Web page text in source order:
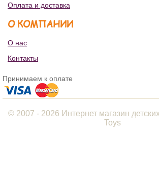
Оплата и доставка
О КОМПАНИИ
О нас
Контакты
Принимаем к оплате
© 2007 - 2026 Интернет магазин
Toys